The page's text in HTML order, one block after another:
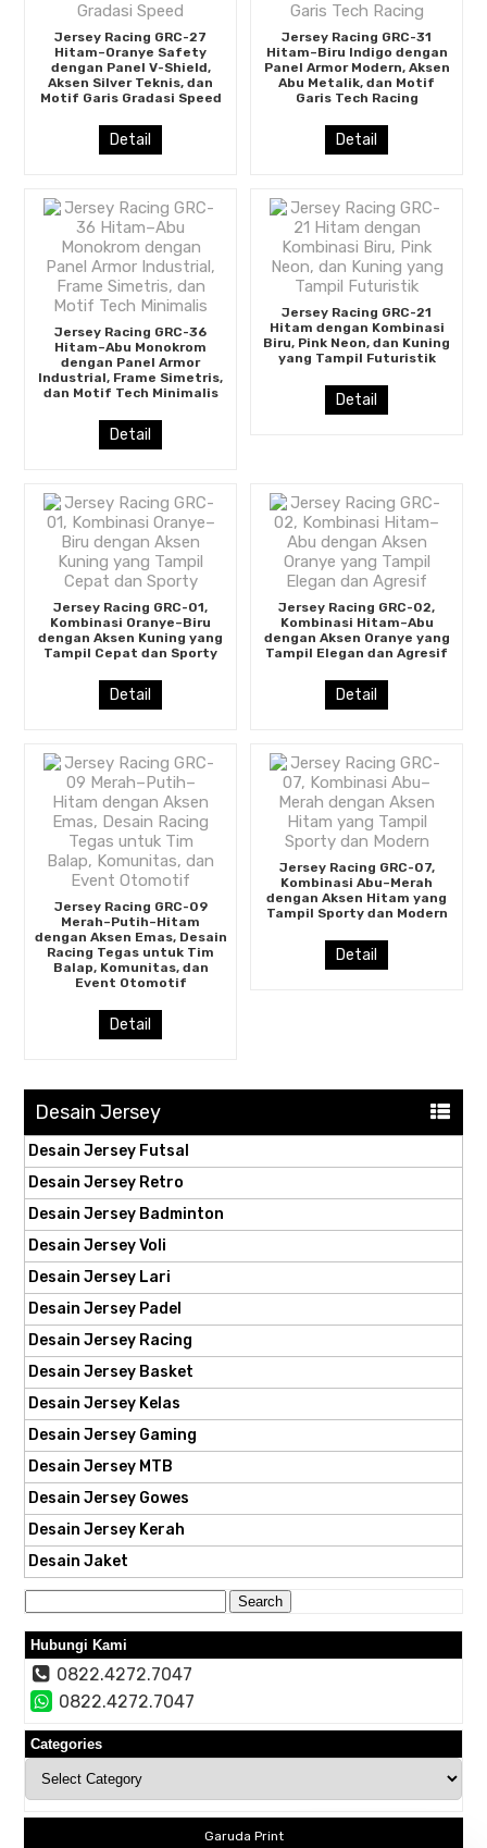
Jersey Racing GRC-27
Hitam–Oranye Safety
dengan Panel V-Shield,
Aksen Silver Teknis, dan
Motif Garis Gradasi Speed
Detail
Jersey Racing GRC-31
Hitam–Biru Indigo dengan
Panel Armor Modern, Aksen
Abu Metalik, dan Motif
Garis Tech Racing
Detail
Jersey Racing GRC-36
Hitam–Abu Monokrom
dengan Panel Armor
Industrial, Frame Simetris,
dan Motif Tech Minimalis
Detail
Jersey Racing GRC-21
Hitam dengan Kombinasi
Biru, Pink Neon, dan Kuning
yang Tampil Futuristik
Detail
Jersey Racing GRC-01,
Kombinasi Oranye–Biru
dengan Aksen Kuning yang
Tampil Cepat dan Sporty
Detail
Jersey Racing GRC-02,
Kombinasi Hitam–Abu
dengan Aksen Oranye yang
Tampil Elegan dan Agresif
Detail
Jersey Racing GRC-09
Merah–Putih–Hitam
dengan Aksen Emas, Desain
Racing Tegas untuk Tim
Balap, Komunitas, dan
Event Otomotif
Detail
Jersey Racing GRC-07,
Kombinasi Abu–Merah
dengan Aksen Hitam yang
Tampil Sporty dan Modern
Detail
Desain Jersey
Desain Jersey Futsal
Desain Jersey Retro
Desain Jersey Badminton
Desain Jersey Voli
Desain Jersey Lari
Desain Jersey Padel
Desain Jersey Racing
Desain Jersey Basket
Desain Jersey Kelas
Desain Jersey Gaming
Desain Jersey MTB
Desain Jersey Gowes
Desain Jersey Kerah
Desain Jaket
Search
for:
Hubungi Kami
0822.4272.7047
0822.4272.7047
Categories
Categories
Garuda Print